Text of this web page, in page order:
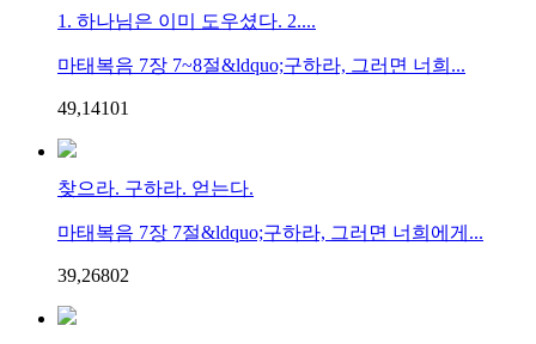
1. 하나님은 이미 도우셨다. 2....
마태복음 7장 7~8절&ldquo;구하라, 그러면 너희...
49,14101
찾으라. 구하라. 얻는다.
마태복음 7장 7절&ldquo;구하라, 그러면 너희에게...
39,26802